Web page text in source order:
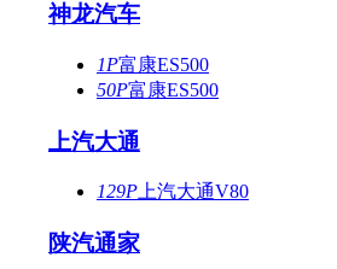
神龙汽车
1P富康ES500
50P富康ES500
上汽大通
129P 上汽大通V80
陕汽通家